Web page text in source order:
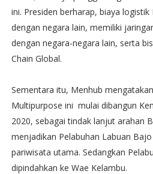
ini. Presiden berharap, biaya
dengan negara lain, memiliki
dengan negara-negara lain, serta
Chain Global.
Sementara itu, Menhub
Multipurpose ini mulai dibangun
2020, sebagai tindak lanjut arahan
menjadikan Pelabuhan Labuan
pariwisata utama. Sedangkan
dipindahkan ke Wae Kelambu.